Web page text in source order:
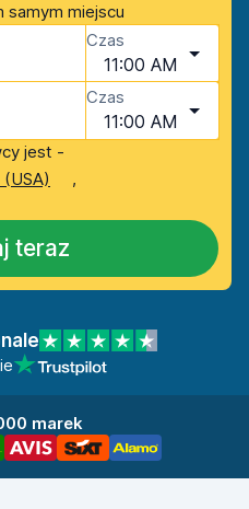
samym miejscu
Czas
11:00 AM
Czas
11:00 AM
jest -
,
teraz
marek